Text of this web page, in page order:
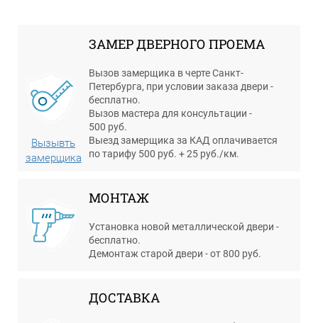
Вызывть
замерщика
ЗАМЕР ДВЕРНОГО ПРОЕМА
Вызов замерщика в черте Санкт-
Петербурга, при условии заказа двери -
бесплатно.
Вызов мастера для консультации -
500 руб.
Выезд замерщика за КАД оплачивается
по тарифу 500 руб. + 25 руб./км.
МОНТАЖ
Установка новой металлической двери -
бесплатно.
Демонтаж старой двери - от 800 руб.
ДОСТАВКА